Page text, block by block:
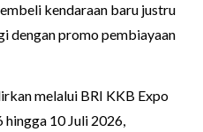
kendaraan baru justru
dengan promo pembiayaan
melalui BRI KKB Expo
hingga 10 Juli 2026,